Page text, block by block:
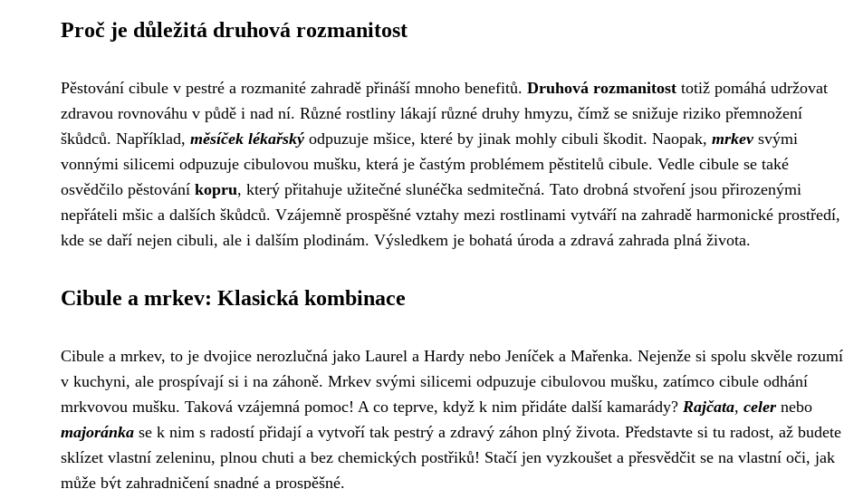
Proč je důležitá druhová rozmanitost
Pěstování cibule v pestré a rozmanité zahradě přináší mnoho benefitů. Druhová rozmanitost totiž pomáhá udržovat
zdravou rovnováhu v půdě i nad ní. Různé rostliny lákají různé druhy hmyzu, čímž se snižuje riziko přemnožení
škůdců. Například, měsíček lékařský odpuzuje mšice, které by jinak mohly cibuli škodit. Naopak, mrkev svými
vonnými silicemi odpuzuje cibulovou mušku, která je častým problémem pěstitelů cibule. Vedle cibule se také
osvědčilo pěstování kopru, který přitahuje užitečné slunéčka sedmitečná. Tato drobná stvoření jsou přirozenými
nepřáteli mšic a dalších škůdců. Vzájemně prospěšné vztahy mezi rostlinami vytváří na zahradě harmonické prostředí,
kde se daří nejen cibuli, ale i dalším plodinám. Výsledkem je bohatá úroda a zdravá zahrada plná života.
Cibule a mrkev: Klasická kombinace
Cibule a mrkev, to je dvojice nerozlučná jako Laurel a Hardy nebo Jeníček a Mařenka. Nejenže si spolu skvěle rozumí
v kuchyni, ale prospívají si i na záhoně. Mrkev svými silicemi odpuzuje cibulovou mušku, zatímco cibule odhání
mrkvovou mušku. Taková vzájemná pomoc! A co teprve, když k nim přidáte další kamarády? Rajčata, celer nebo
majoránka se k nim s radostí přidají a vytvoří tak pestrý a zdravý záhon plný života. Představte si tu radost, až budete
sklízet vlastní zeleninu, plnou chuti a bez chemických postřiků! Stačí jen vyzkoušet a přesvědčit se na vlastní oči, jak
může být zahradničení snadné a prospěšné.